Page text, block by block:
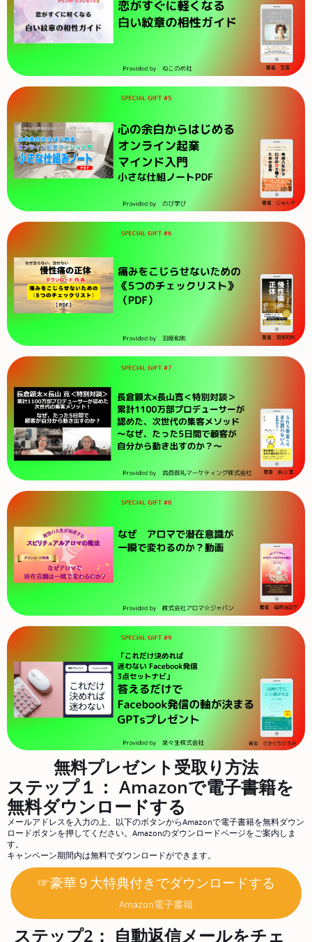
無料プレゼント受取り方法
ステップ１： Amazonで電子書籍を
無料ダウンロードする
メールアドレスを入力の上、以下のボタンからAmazonで電子書籍を無料ダウン
ロードボタンを押してください。Amazonのダウンロードページをご案内しま
す。
キャンペーン期間内は無料でダウンロードができます。
☞豪華９大特典付きでダウンロードする
Amazon電子書籍
ステップ2： 自動返信メールをチェ